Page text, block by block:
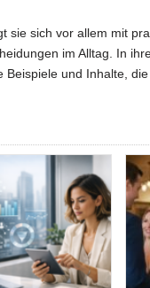
sie sich vor allem mit
im Alltag. In
Beispiele und Inhalte,